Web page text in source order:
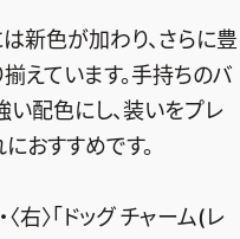
新色が加わり、さらに豊
えています。手持ちのバ
い配色にし、装いをプレ
おすすめです。
〈右〉「ドッグ チャーム(レ